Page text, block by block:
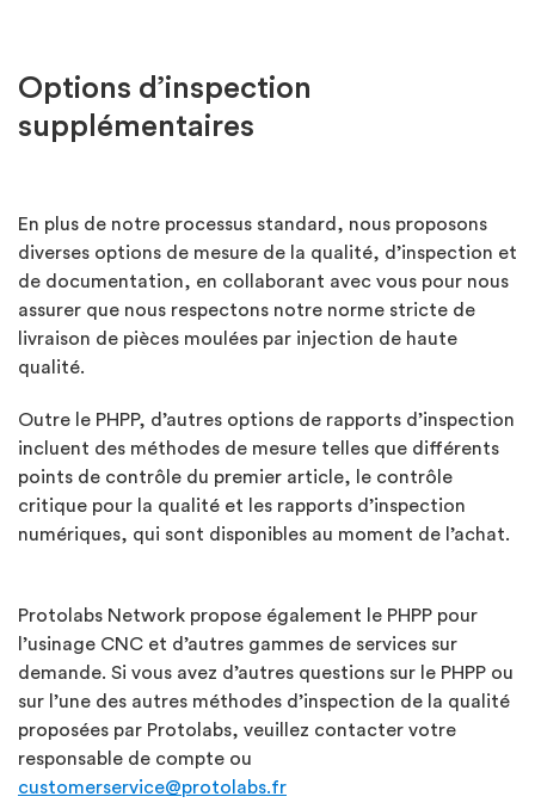
Options d’inspection
supplémentaires
En plus de notre processus standard, nous proposons
diverses options de mesure de la qualité, d’inspection et
de documentation, en collaborant avec vous pour nous
assurer que nous respectons notre norme stricte de
livraison de pièces moulées par injection de haute
qualité.
Outre le PHPP, d’autres options de rapports d’inspection
incluent des méthodes de mesure telles que différents
points de contrôle du premier article, le contrôle
critique pour la qualité et les rapports d’inspection
numériques, qui sont disponibles au moment de l’achat.
Protolabs Network propose également le PHPP pour
l’usinage CNC et d’autres gammes de services sur
demande. Si vous avez d’autres questions sur le PHPP ou
sur l’une des autres méthodes d’inspection de la qualité
proposées par Protolabs, veuillez contacter votre
responsable de compte ou
customerservice@protolabs.fr